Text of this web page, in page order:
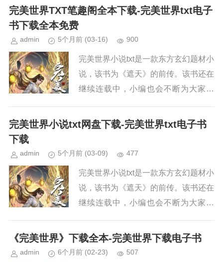
界》，请持续关注本站，新章节出来，
完美世界TXT笔趣阁全本下载-完美世界txt电子
书下载全本免费
admin 5个月前 (03-16) 900
完美世界小说txt是一款东方玄幻题材小
说，该书为《遮天》的前传。该书还在
继续连载中，小编也会不断为大家更
续关注本站，新章节出来，小编会第一
完美世界小说txt网盘下载-完美世界txt电子书
下载
admin 5个月前 (03-09) 477
完美世界小说txt是一款东方玄幻题材小
说，该书为《遮天》的前传。该书还在
继续连载中，小编也会不断为大家更
续关注本站，新章节出来，小编会第一
时间更新。小说简介《完美...
《完美世界》下载全本-完美世界下载电子书
admin 6个月前 (02-23) 507